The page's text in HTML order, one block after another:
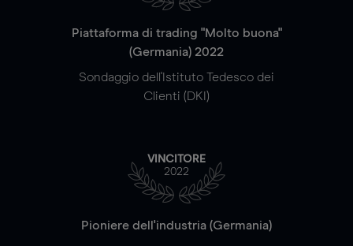
Piattaforma di trading "Molto buona"
(Germania) 2022
Sondaggio dell'Istituto Tedesco dei
Clienti (DKI)
VINCITORE
2022
Pioniere dell'industria (Germania)